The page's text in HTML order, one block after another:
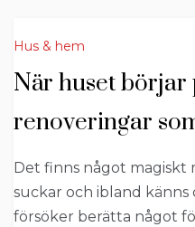
Hus & hem
När huset börjar
renoveringar
Det finns något magiskt
suckar och ibland känns
försöker berätta något